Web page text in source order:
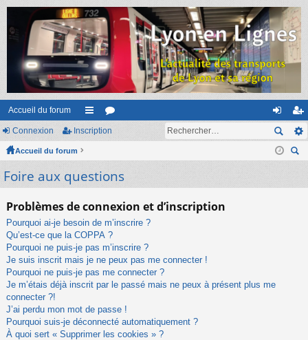
Accueil du forum
ac
ur
s
or
m
on
ne
ns
cri
Connexion Inscription
Accueil du forum
Foire aux questions
Problèmes de connexion et d’inscription
Pourquoi ai-je besoin de m’inscrire ?
Qu’est-ce que la COPPA ?
Pourquoi ne puis-je pas m’inscrire ?
Je suis inscrit mais je ne peux pas me connecter !
Pourquoi ne puis-je pas me connecter ?
Je m’étais déjà inscrit par le passé mais ne peux à présent plus me
connecter ?!
J’ai perdu mon mot de passe !
Pourquoi suis-je déconnecté automatiquement ?
À quoi sert « Supprimer les cookies » ?